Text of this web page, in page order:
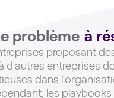
problème à
d'autres entreprises
dans
les playbooks